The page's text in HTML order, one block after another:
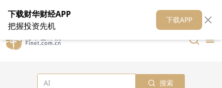
在线客服 关于我们 财华媒体矩阵 财华智库
搜索
下载财华财经APP
把握投资先机
下载APP